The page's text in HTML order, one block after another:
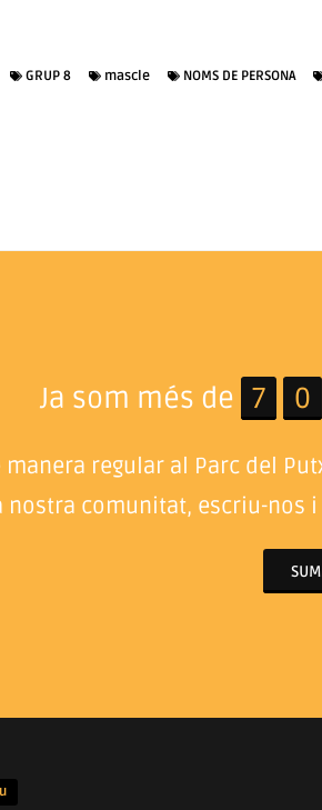
GRUP 8 mascle NOMS DE PERSONA
Ja som més de 7 0
manera regular al Parc del
nostra comunitat, escriu-nos